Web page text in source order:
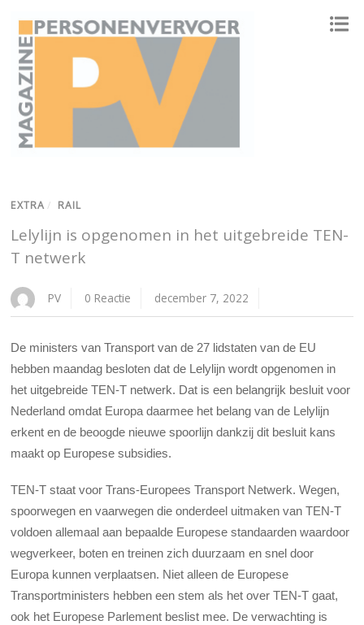
EXTRA / RAIL
Lelylijn is opgenomen in het uitgebreide TEN-
T netwerk
PV 0 Reactie december 7, 2022
De ministers van Transport van de 27 lidstaten van de EU
hebben maandag besloten dat de Lelylijn wordt opgenomen in
het uitgebreide TEN-T netwerk. Dat is een belangrijk besluit voor
Nederland omdat Europa daarmee het belang van de Lelylijn
erkent en de beoogde nieuwe spoorlijn dankzij dit besluit kans
maakt op Europese subsidies.
TEN-T staat voor Trans-Europees Transport Netwerk. Wegen,
spoorwegen en vaarwegen die onderdeel uitmaken van TEN-T
voldoen allemaal aan bepaalde Europese standaarden waardoor
wegverkeer, boten en treinen zich duurzaam en snel door
Europa kunnen verplaatsen. Niet alleen de Europese
Transportministers hebben een stem als het over TEN-T gaat,
ook het Europese Parlement beslist mee. De verwachting is